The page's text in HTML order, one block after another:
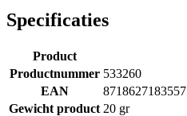
Specificaties
Product
Productnummer 533260
EAN
8718627183557
Gewicht product 20 gr